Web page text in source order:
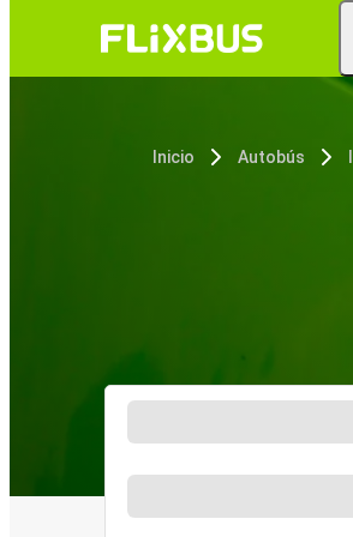
Inicio Autobús